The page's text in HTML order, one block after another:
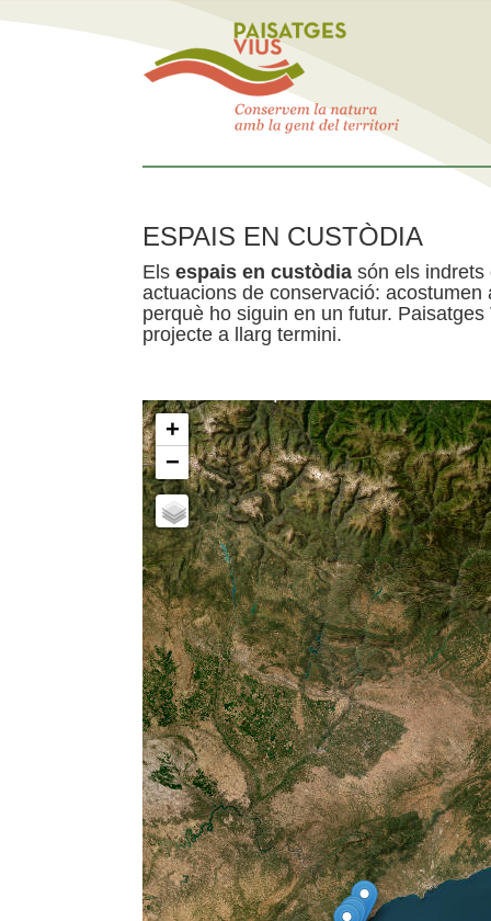
ESPAIS EN CUSTÒDIA
Els espais en custòdia són els indrets
actuacions de conservació:
perquè ho siguin en un futur.
projecte a llarg termini.
+
−